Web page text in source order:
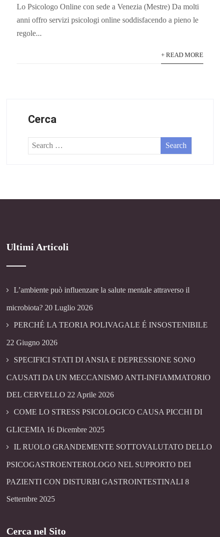
Lo Psicologo Online con sede a Venezia (Mestre) Da molti
anni offro servizi psicologi online soddisfacendo a pieno le
regole...
+ READ MORE
Cerca
Ultimi Articoli
L’ambiente può influenzare la salute mentale attraverso il
microbiota? 20 Luglio 2026
PERCHÉ LA TEORIA POLIVAGALE É INSOSTENIBILE
22 Giugno 2026
SPECIFICI STATI DI ANSIA E DEPRESSIONE SONO
CAUSATI DA UN MECCANISMO ANTI-INFIAMMATORIO
DEL CERVELLO 22 Aprile 2026
COME LO STRESS PSICOLOGICO CAUSA PICCHI DI
GLICEMIA 16 Dicembre 2025
IL RUOLO GRANDEMENTE SOTTOVALUTATO DELLO
PSICOGASTROENTEROLOGO NEL SUPPORTO DEI
PAZIENTI CON DISTURBI GASTROINTESTINALI 8
Settembre 2025
Cerca nel Sito